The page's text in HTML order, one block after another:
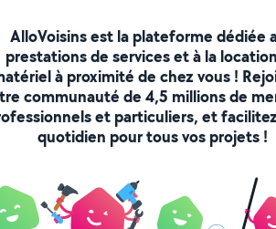
AlloVoisins est la plateforme dédiée
prestations de services et à la
à proximité de chez vous !
communauté de 4,5 millions de
et particuliers, et
quotidien pour tous vos projets !